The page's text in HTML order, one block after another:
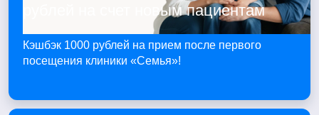
рублей на счет новым пациентам
Кэшбэк 1000 рублей на прием после первого
посещения клиники «Семья»!